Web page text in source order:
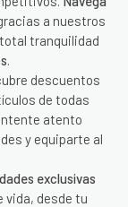
a nuestros
tranquilidad
.
descuentos
de todas
atento
y equiparte al
exclusivas
vida, desde tu